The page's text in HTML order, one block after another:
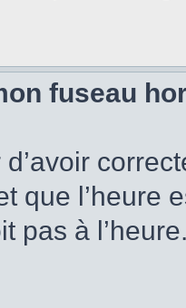
fuseau
que
pas à